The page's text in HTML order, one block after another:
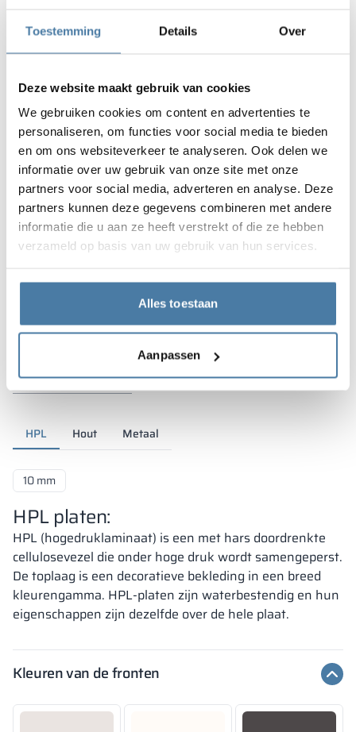
Toestemming Details Over
Deze website maakt gebruik van cookies
We gebruiken cookies om content en advertenties te
personaliseren, om functies voor social media te bieden
en om ons websiteverkeer te analyseren. Ook delen we
informatie over uw gebruik van onze site met onze
partners voor social media, adverteren en analyse. Deze
partners kunnen deze gegevens combineren met andere
informatie die u aan ze heeft verstrekt of die ze hebben
verzameld op basis van uw gebruik van hun services.
Alles toestaan
Aanpassen
Materialen en kleuren
HPL Hout Metaal
10 mm
HPL platen:
HPL (hogedruklaminaat) is een met hars doordrenkte
cellulosevezel die onder hoge druk wordt samengeperst.
De toplaag is een decoratieve bekleding in een breed
kleurengamma. HPL-platen zijn waterbestendig en hun
eigenschappen zijn dezelfde over de hele plaat.
Kleuren van de fronten